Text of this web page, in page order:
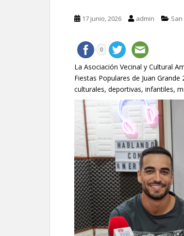
17 junio, 2026 admin
0
La Asociación Vecinal y Cultural
Fiestas Populares de Juan
culturales, deportivas, infantiles,